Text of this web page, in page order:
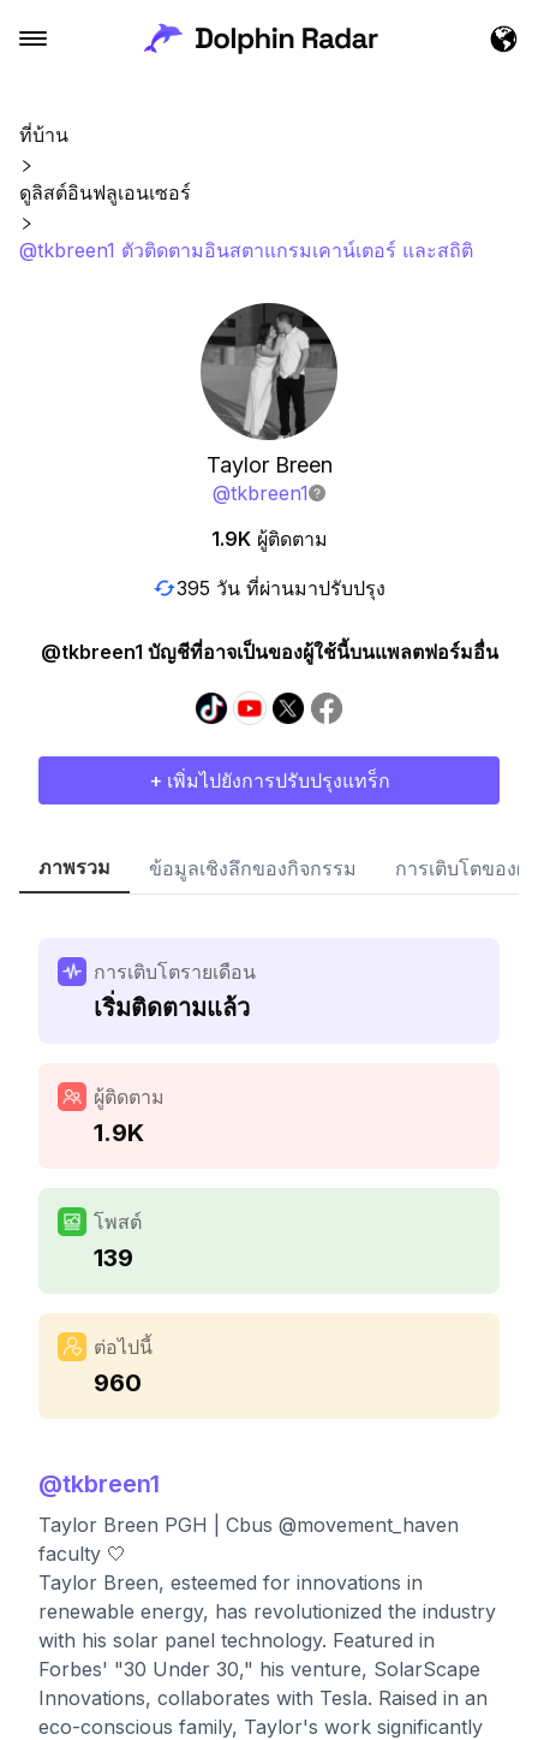
ที่บ้าน
ดูลิสต์อินฟลูเอนเซอร์
@tkbreen1 ตัวติดตามอินสตาแกรมเคาน์เตอร์ และสถิติ
Taylor Breen
@tkbreen1
1.9K ผู้ติดตาม
395 วัน ที่ผ่านมาปรับปรุง
@tkbreen1 บัญชีที่อาจเป็นของผู้ใช้นี้บนแพลตฟอร์มอื่น
+ เพิ่มไปยังการปรับปรุงแทร็ก
ภาพรวม ข้อมูลเชิงลึกของกิจกรรม การเติบโตของผู้
การเติบโตรายเดือน
เริ่มติดตามแล้ว
ผู้ติดตาม
1.9K
โพสต์
139
ต่อไปนี้
960
@tkbreen1
Taylor Breen PGH | Cbus @movement_haven
faculty 🤍
Taylor Breen, esteemed for innovations in
renewable energy, has revolutionized the industry
with his solar panel technology. Featured in
Forbes' "30 Under 30," his venture, SolarScape
Innovations, collaborates with Tesla. Raised in an
eco-conscious family, Taylor's work significantly